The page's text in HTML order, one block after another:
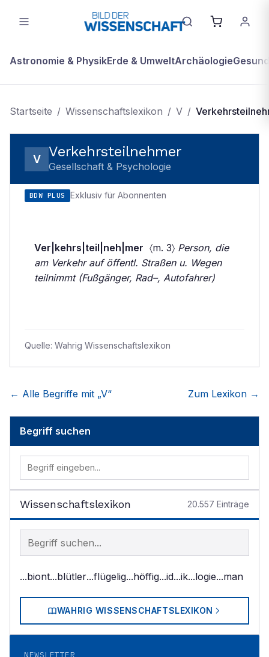
Astronomie & PhysikErde & UmweltArchäologie
Startseite / Wissenschaftslexikon / V /
V Verkehrsteilnehmer
Gesellschaft & Psychologie
BDW PLUS Exklusiv für Abonnenten
Ver|kehrs|teil|neh|mer 〈m. 3〉 Person, die
am Verkehr auf öffentl. Straßen u. Wegen
teilnimmt (Fußgänger, Rad–, Autofahrer)
Quelle: Wahrig Wissenschaftslexikon
← Alle Begriffe mit „V“ Zum Lexikon →
Begriff suchen
Wissenschaftslexikon 20.557 Einträge
Begriff im Lexikon suchen
...biont...blütler...flügelig...höffig...id...ik...logie...man
WAHRIG WISSENSCHAFTSLEXIKON
NEWSLETTER